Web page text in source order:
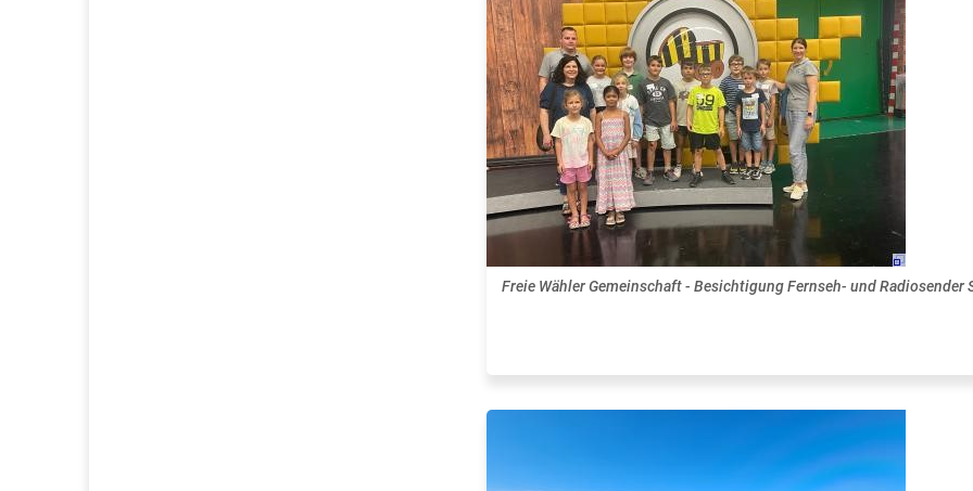
Freie Wähler Gemeinschaft - Besichtigung Fernseh- und Radiosender